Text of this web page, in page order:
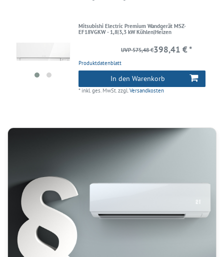
Mitsubishi Electric Premium Wandgerät MSZ-
EF18VGKW - 1,8|3,3 kW Kühlen|Heizen
Produktdatenblatt
UVP 575,48 €398,41 € *
In den Warenkorb
* inkl. ges. MwSt.zzgl.Versandkosten